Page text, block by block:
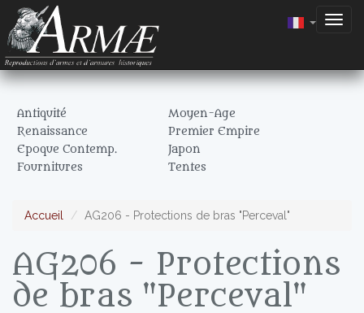
Antiquité
Moyen-Age
Renaissance
Premier Empire
Epoque Contemp.
Japon
Fournitures
Tentes
Accueil AG206 - Protections de bras "Perceval"
AG206 - Protections
de bras "Perceval"